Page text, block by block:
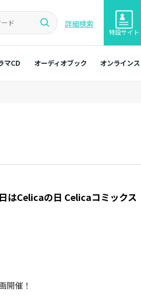
詳細検索
特設サイト
マCD オーディオブック オンライン
はCelicaの日 Celicaコミックス
開催！